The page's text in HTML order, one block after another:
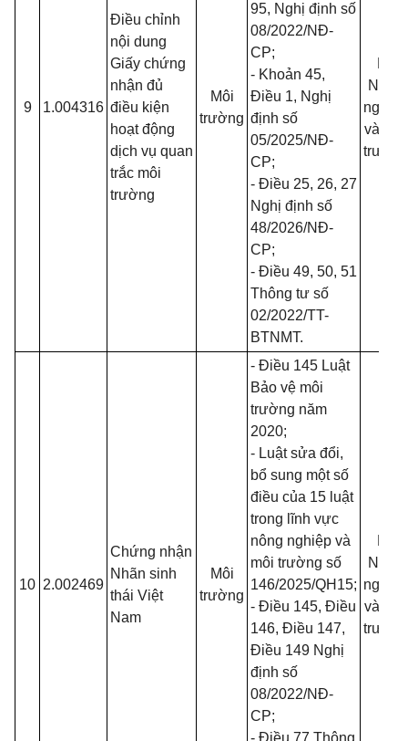
9 1.004316
Điều chỉnh
nội dung
Giấy chứng
nhận đủ
điều kiện
hoạt động
dịch vụ quan
trắc môi
trường
Môi
trường
95, Nghị định số
08/2022/NĐ-
CP;
- Khoản 45,
Điều 1, Nghị
định số
05/2025/NĐ-
CP;
- Điều 25, 26, 27
Nghị định số
48/2026/NĐ-
CP;
- Điều 49, 50, 51
Thông tư số
02/2022/TT-
BTNMT.
Nông
nghiệp
và Môi
trường
10 2.002469
Chứng nhận
Nhãn sinh
thái Việt
Nam
Môi
trường
- Điều 145 Luật
Bảo vệ môi
trường năm
2020;
- Luật sửa đổi,
bổ sung một số
điều của 15 luật
trong lĩnh vực
nông nghiệp và
môi trường số
146/2025/QH15;
- Điều 145, Điều
146, Điều 147,
Điều 149 Nghị
định số
08/2022/NĐ-
CP;
- Điều 77 Thông
Nông
nghiệp
và Môi
trường